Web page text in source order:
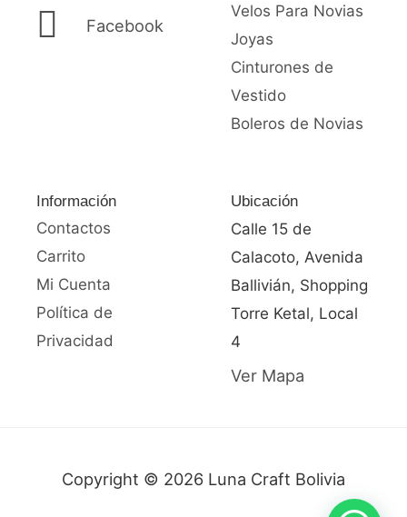
Facebook
Velos Para Novias
Joyas
Cinturones de
Vestido
Boleros de Novias
Información
Contactos
Carrito
Mi Cuenta
Política de
Privacidad
Ubicación
Calle 15 de
Calacoto, Avenida
Ballivián, Shopping
Torre Ketal, Local
4
Ver Mapa
Copyright © 2026 Luna Craft Bolivia